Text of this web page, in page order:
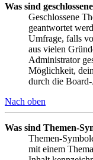
Was sind
Geschlossene
geantwortet
Umfrage, falls
aus vielen
Administrator
Möglichkeit,
durch die
Nach oben
Was sind Themen-
Themen-
mit einem